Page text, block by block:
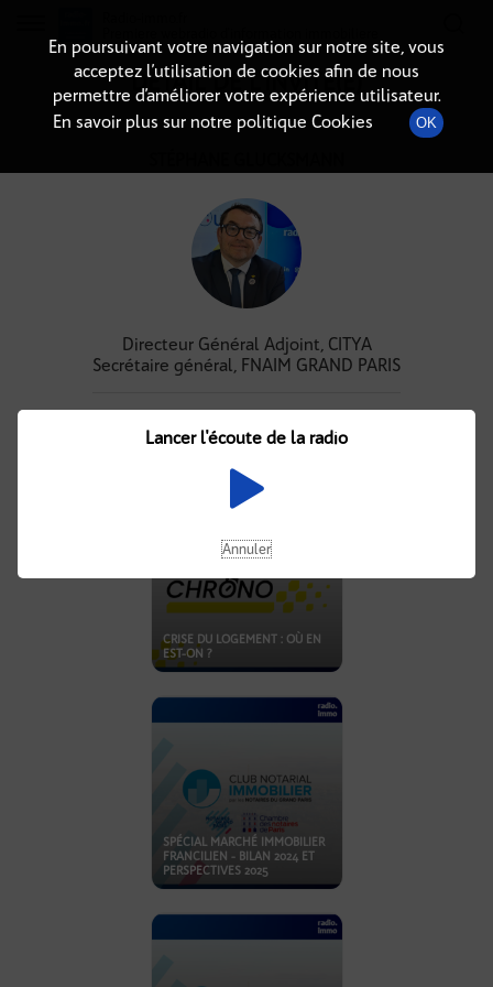
DÉTAIL DE L'INVITÉ(E)
Directeur Général Adjoint, CITYA
Secrétaire général, FNAIM GRAND PARIS
Podcasts(5) À venir
CRISE DU LOGEMENT : OÙ EN
EST-ON ?
SPÉCIAL MARCHÉ IMMOBILIER
FRANCILIEN - BILAN 2024 ET
PERSPECTIVES 2025
En poursuivant votre navigation sur notre site, vous
acceptez l’utilisation de cookies afin de nous
permettre d’améliorer votre expérience utilisateur.
En savoir plus sur notre politique Cookies
OK
Lancer l'écoute de la radio
Annuler